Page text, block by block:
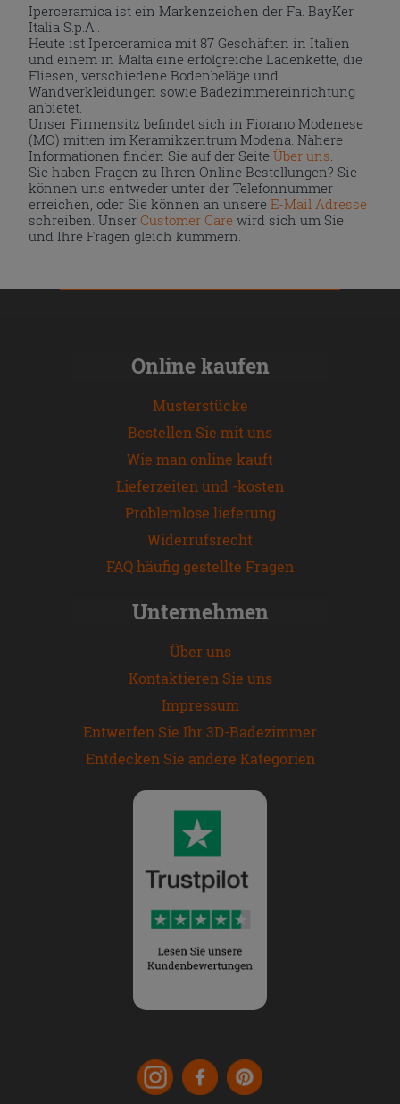
Iperceramica ist ein Markenzeichen der Fa. BayKer
Italia S.p.A..
Heute ist Iperceramica mit 87 Geschäften in Italien
und einem in Malta eine erfolgreiche Ladenkette, die
Fliesen, verschiedene Bodenbeläge und
Wandverkleidungen sowie Badezimmereinrichtung
anbietet.
Unser Firmensitz befindet sich in Fiorano Modenese
(MO) mitten im Keramikzentrum Modena. Nähere
Informationen finden Sie auf der Seite Über uns
Sie haben Fragen zu Ihren Online Bestellungen? Sie
können uns entweder unter der Telefonnummer
erreichen, oder Sie können an unsereE-Mail Adresse
schreiben. UnserCustomer Care wird sich um Sie
und Ihre Fragen gleich kümmern.
Online kaufen
Musterstücke
Bestellen Sie mit uns
Wie man online kauft
Lieferzeiten und -kosten
Problemlose lieferung
Widerrufsrecht
FAQ häufig gestellte Fragen
Unternehmen
Über uns
Kontaktieren Sie uns
Impressum
Entwerfen Sie Ihr 3D-Badezimmer
Entdecken Sie andere Kategorien